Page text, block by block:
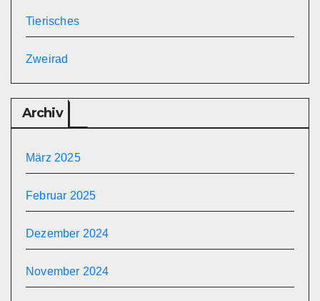
Tierisches
Zweirad
Archiv
März 2025
Februar 2025
Dezember 2024
November 2024